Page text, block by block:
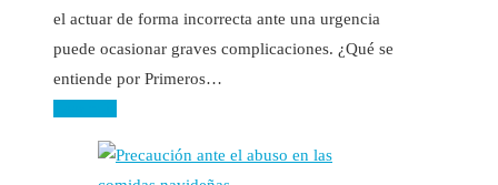
el actuar de forma incorrecta ante una urgencia
puede ocasionar graves complicaciones. ¿Qué se
entiende por Primeros…